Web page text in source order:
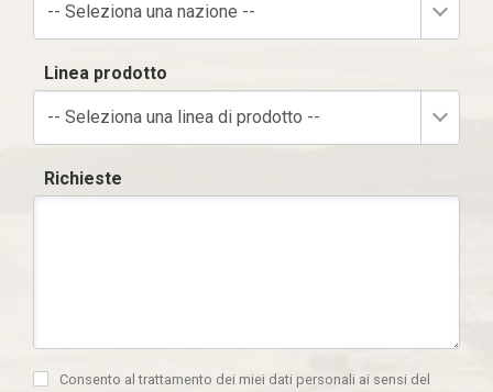
-- Seleziona una nazione --
Linea prodotto
-- Seleziona una linea di prodotto --
Richieste
Consento al trattamento dei miei dati personali ai sensi del